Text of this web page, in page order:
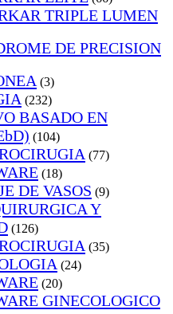
TRIPLE LUMEN
DE PRECISION
(3)
(232)
BASADO EN
(104)
(77)
(18)
DE VASOS (9)
Y
(126)
(35)
(24)
(20)
GINECOLOGICO